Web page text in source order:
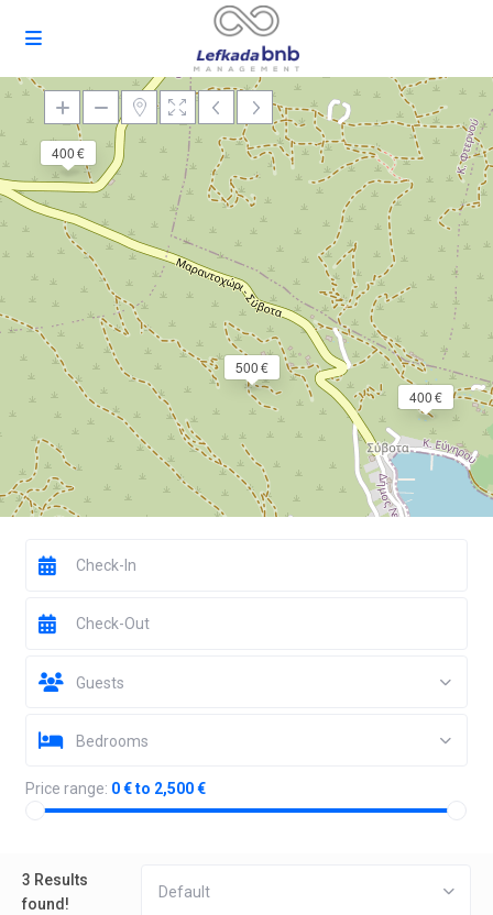
Loading Maps
400 €
400 €
500 €
Guests
Bedrooms
Price range: 0 € to 2,500 €
3 Results
found!
Default